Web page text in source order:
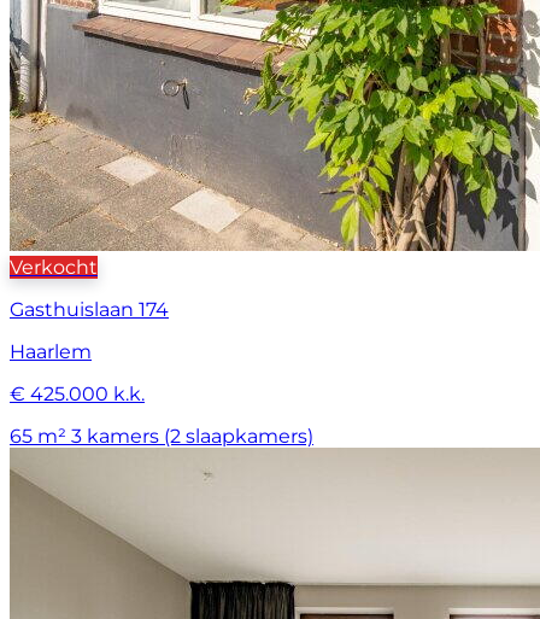
Verkocht
Gasthuislaan 174
Haarlem
€ 425.000 k.k.
65 m² 3 kamers (2 slaapkamers)